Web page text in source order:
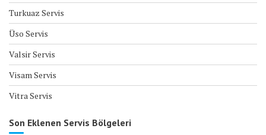
Turkuaz Servis
Üso Servis
Valsir Servis
Visam Servis
Vitra Servis
Son Eklenen Servis Bölgeleri